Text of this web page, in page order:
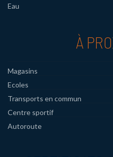
Eau
À
Magasins
Ecoles
Transports en commun
Centre sportif
Autoroute